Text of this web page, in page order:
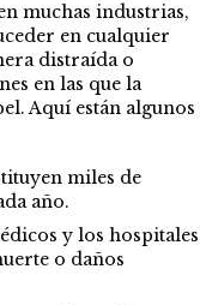
muchas industrias,
en cualquier
distraída o
en las que la
Aquí están algunos
miles de
año.
y los hospitales
o daños